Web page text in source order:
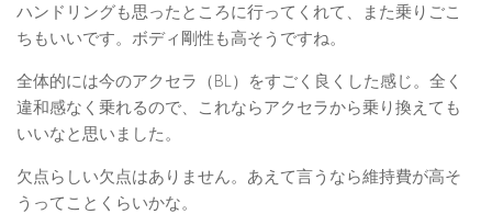
ハンドリングも思ったところに行ってくれて、また乗りごこ
ちもいいです。ボディ剛性も高そうですね。
全体的には今のアクセラ（BL）をすごく良くした感じ。全く
違和感なく乗れるので、これならアクセラから乗り換えても
いいなと思いました。
欠点らしい欠点はありません。あえて言うなら維持費が高そ
うってことくらいかな。